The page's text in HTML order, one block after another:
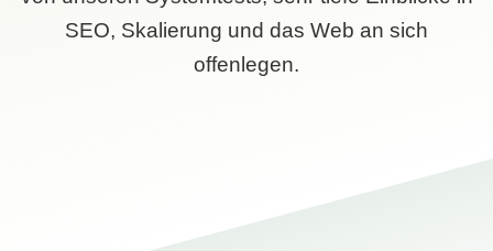
SEO, Skalierung und das Web an sich
offenlegen.